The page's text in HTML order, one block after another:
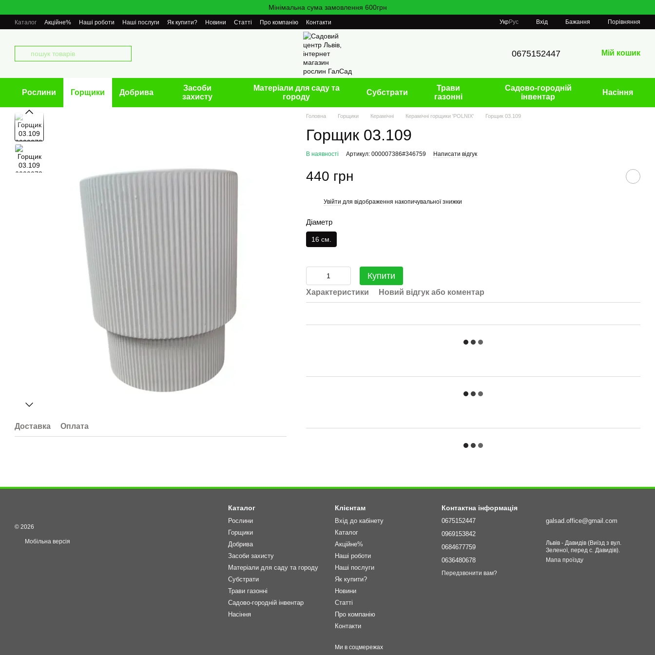
Мінімальна сума замовлення 600грн
Каталог Акційне% Наші роботи Наші послуги Як купити? Новини Статті Про компанію Контакти УкрРус Вхід Бажання Порівняння
0675152447 Мій кошик
Рослини Горщики Добрива
Засоби
захисту
Матеріали для саду та
городу
Cубстрати
Трави
газонні
Садово-городній
інвентар
Насіння
Доставка Оплата
Головна Горщики Керамічні Керамічні горщики 'POLNIX' Горщик 03.109
Горщик 03.109
В наявності Артикул: 000007386#346759 Написати відгук
440 грн
Увійти для відображення накопичувальної знижки
Діаметр
16 см.
Купити
Характеристики Новий відгук або коментар
© 2026
Мобільна версія
Каталог
Рослини
Горщики
Добрива
Засоби захисту
Матеріали для саду та городу
Cубстрати
Трави газонні
Садово-городній інвентар
Насіння
Клієнтам
Вхід до кабінету
Каталог
Акційне%
Наші роботи
Наші послуги
Як купити?
Новини
Статті
Про компанію
Контакти
Ми в соцмережах
Контактна інформація
0675152447
0969153842
0684677759
0636480678
Передзвонити вам?
galsad.office@gmail.com
Львів - Давидів (Виїзд з вул.
Зеленої, перед с. Давидів).
Мапа проїзду